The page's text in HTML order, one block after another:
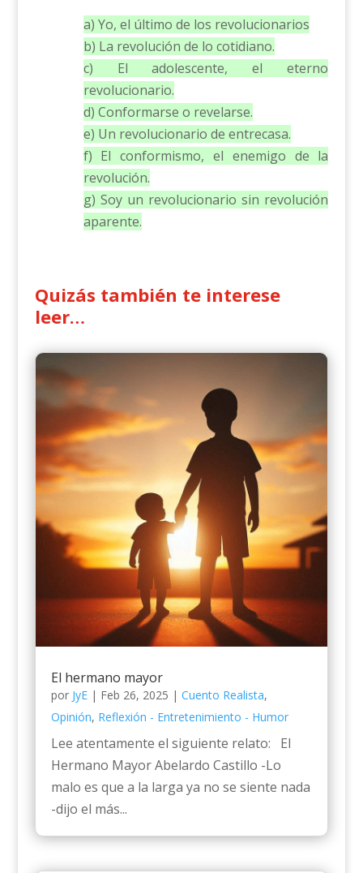
a) Yo, el último de los revolucionarios
b) La revolución de lo cotidiano.
c) El adolescente, el eterno
revolucionario.
d) Conformarse o revelarse.
e) Un revolucionario de entrecasa.
f) El conformismo, el enemigo de la
revolución.
g) Soy un revolucionario sin revolución
aparente.
Quizás también te interese
leer…
El hermano mayor
por JyE| Feb 26, 2025 | Cuento Realista,
Opinión, Reflexión - Entretenimiento - Humor
Lee atentamente el siguiente relato: El
Hermano Mayor Abelardo Castillo -Lo
malo es que a la larga ya no se siente nada
-dijo el más...